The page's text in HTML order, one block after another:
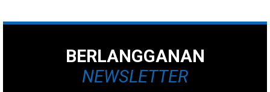
BERLANGGANAN
NEWSLETTER